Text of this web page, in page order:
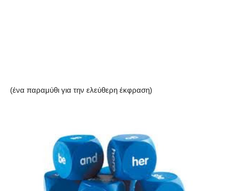
(ένα παραμύθι για την ελεύθερη έκφραση)